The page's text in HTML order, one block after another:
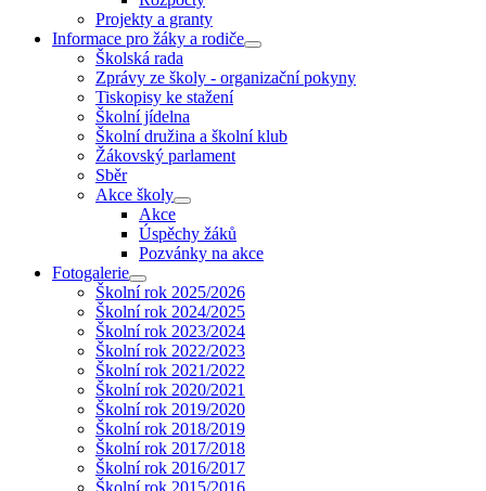
Projekty a granty
Informace pro žáky a rodiče
Školská rada
Zprávy ze školy - organizační pokyny
Tiskopisy ke stažení
Školní jídelna
Školní družina a školní klub
Žákovský parlament
Sběr
Akce školy
Akce
Úspěchy žáků
Pozvánky na akce
Fotogalerie
Školní rok 2025/2026
Školní rok 2024/2025
Školní rok 2023/2024
Školní rok 2022/2023
Školní rok 2021/2022
Školní rok 2020/2021
Školní rok 2019/2020
Školní rok 2018/2019
Školní rok 2017/2018
Školní rok 2016/2017
Školní rok 2015/2016